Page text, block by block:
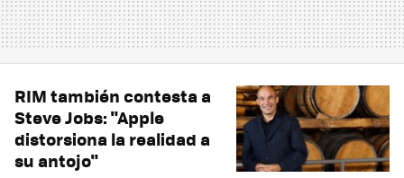
RIM también contesta a
Steve Jobs: "Apple
distorsiona la realidad a
su antojo"